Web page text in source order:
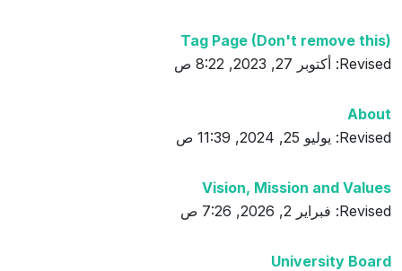
Tag Page (Don't remove this)
Revised: أكتوبر 27, 2023, 8:22 ص
About
Revised: يوليو 25, 2024, 11:39 ص
Vision, Mission and Values
Revised: فبراير 2, 2026, 7:26 ص
University Board